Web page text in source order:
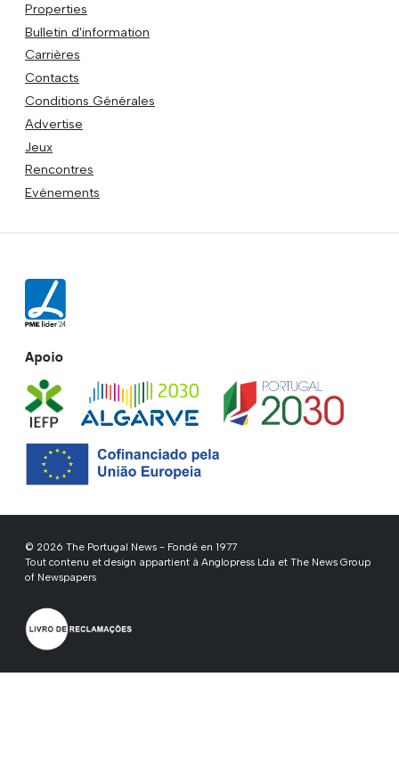
Properties
Bulletin d'information
Carrières
Contacts
Conditions Générales
Advertise
Jeux
Rencontres
Evénements
Apoio
© 2026 The Portugal News - Fondé en 1977
Tout contenu et design appartient à Anglopress Lda et The News Group
of Newspapers